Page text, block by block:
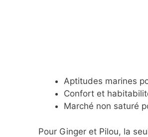
Aptitudes marines
Confort et
Marché non saturé
Pour Ginger et Pilou, la